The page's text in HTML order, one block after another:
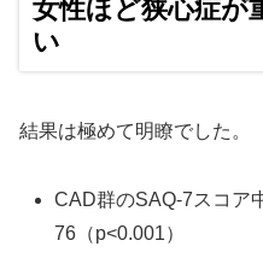
女性ほど狭心症が
い
結果は極めて明瞭でした。
CAD群のSAQ-7スコ
76（p<0.001）